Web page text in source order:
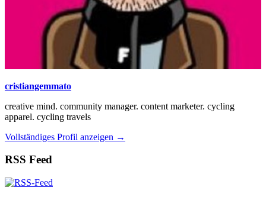
cristiangemmato
creative mind. community manager. content marketer. cycling
apparel. cycling travels
Vollständiges Profil anzeigen →
RSS Feed